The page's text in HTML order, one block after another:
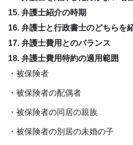
15. 弁護士紹介の時期
16. 弁護士と行政書士のどちらを
17. 弁護士費用とのバランス
18. 弁護士費用特約の適用範囲
・被保険者
・被保険者の配偶者
・被保険者の同居の親族
・被保険者の別居の未婚の子